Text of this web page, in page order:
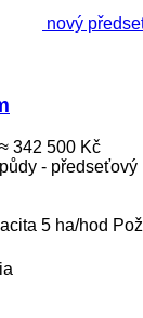
nový
≈ 342 500 Kč
- předseťový
5 ha/hod